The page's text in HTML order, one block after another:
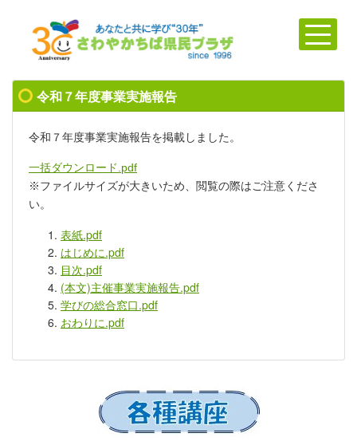
令和７年度事業実施報告
令和７年度事業実施報告を掲載しました。
一括ダウンロード.pdf
※ファイルサイズが大きいため、閲覧の際はご注意くださ
い。
表紙.pdf
はじめに.pdf
目次.pdf
(本文)主催事業実施報告.pdf
学びの総合窓口.pdf
おわりに.pdf